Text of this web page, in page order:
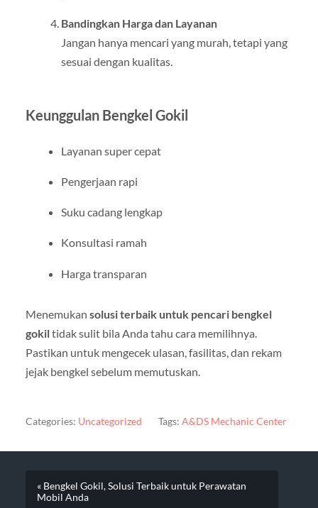
Bandingkan Harga dan Layanan
Jangan hanya mencari yang murah, tetapi yang
sesuai dengan kualitas.
Keunggulan Bengkel Gokil
Layanan super cepat
Pengerjaan rapi
Suku cadang lengkap
Konsultasi ramah
Harga transparan
Menemukan solusi terbaik untuk pencari bengkel
gokiltidak sulit bila Anda tahu cara memilihnya.
Pastikan untuk mengecek ulasan, fasilitas, dan rekam
jejak bengkel sebelum memutuskan.
Categories: Uncategorized Tags: A&DS Mechanic Center
« Bengkel Gokil, Solusi Terbaik untuk Perawatan
Mobil Anda